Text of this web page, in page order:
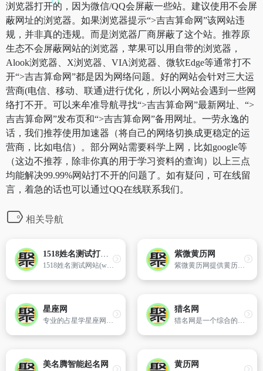
浏览器打开的，因为微信/QQ会屏蔽一些站。建议使用不会屏
蔽网址的浏览器。如果浏览器提示“>吉吉算命网”该网站违
规，并非真的违规。而是浏览器厂商屏蔽了这个站。推荐原
生态不会屏蔽网站的浏览器，苹果可以用自带的浏览器，
Alook浏览器、X浏览器、VIA浏览器、微软Edge等通常打不
开“>吉吉算命网”都是因为网络问题。好的网站会针对三大运
营商(电信、移动、联通)进行优化，所以小网站会遇到一些网
络打不开。可以来牟准导航寻找“>吉吉算命网”最新网址、“>
吉吉算命网”发布页和“>吉吉算命网”备用网址。一劳永逸的
话，我们推荐使用加速器（将自己的网络切换成更稳定的运
营商，比如电信）。部分网站需要科学上网，比如google等
（这边不推荐，除非你真的用于学习资料的查询）以上三点
均能解决99.99%网站打不开的问题了。如有疑问，可在线留
言，着急的话也可以通过QQ在线联系我们。
相关导航
1518姓名测试打分_名字测试打分_免费测名字打分
1518姓名测试网站(www.1518.com)提供免费姓名测试打分、名字测试打分等服务。
紫微黄历网
紫微黄历网提供黄历查询,周公解梦,节气,十二星座等栏目传统文化内容。
星座网
专业的占星学星座网站,提供十二星座知识、星座个性分析、星座开运方法、星座运势、星座配对、查询、塔罗牌、在线算命、风水、生肖等星相命理相关内容。
猎名网
猎名网是一个综合的名字网站,网站包含了男孩名字、女孩名字、公司名字、品牌名字、店铺名字、游戏名字、QQ名字、贴吧、微信等名字专题,为您推荐免费的名字大全来供你选择,让您起名、取名不再难。
美名腾智能起名网 黄历网